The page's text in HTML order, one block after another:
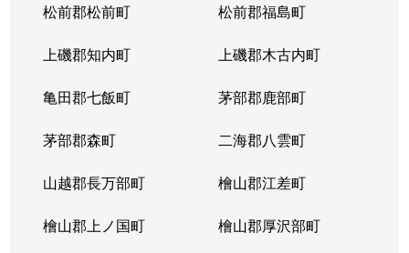
松前郡松前町 松前郡福島町
上磯郡知内町 上磯郡木古内町
亀田郡七飯町 茅部郡鹿部町
茅部郡森町 二海郡八雲町
山越郡長万部町 檜山郡江差町
檜山郡上ノ国町 檜山郡厚沢部町